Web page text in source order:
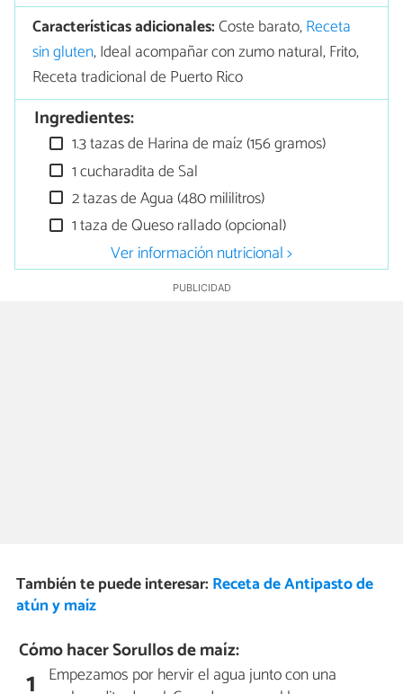
Características adicionales:Coste barato,Receta
sin gluten, Ideal acompañar con zumo natural, Frito,
Receta tradicional de Puerto Rico
Ingredientes:
1.3 tazas de Harina de maíz (156 gramos)
1 cucharadita de Sal
2 tazas de Agua (480 mililitros)
1 taza de Queso rallado (opcional)
Ver información nutricional >
También te puede interesar: Receta de Antipasto de
atún y maíz
Cómo hacer Sorullos de maíz:
1 Empezamos por hervir el agua junto con una